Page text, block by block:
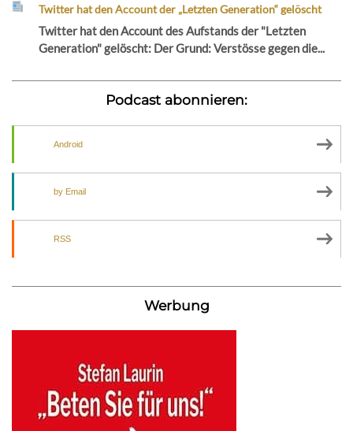
Twitter hat den Account der „Letzten Generation“ gelöscht
Twitter hat den Account des Aufstands der "Letzten
Generation" gelöscht: Der Grund: Verstösse gegen die...
Podcast abonnieren:
Android
by Email
RSS
Werbung